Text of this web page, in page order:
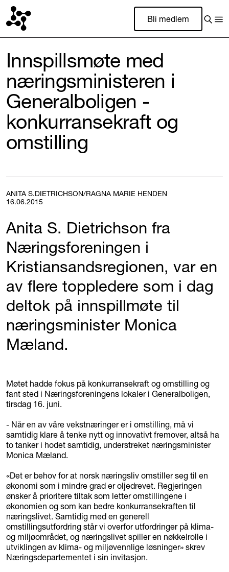
Bli medlem
Innspillsmøte med
næringsministeren i
Generalboligen -
konkurransekraft og
omstilling
ANITA S.DIETRICHSON/RAGNA MARIE HENDEN
16.06.2015
Anita S. Dietrichson fra
Næringsforeningen i
Kristiansandsregionen, var en
av flere toppledere som i dag
deltok på innspillmøte til
næringsminister Monica
Mæland.
Møtet hadde fokus på konkurransekraft og omstilling og
fant sted i Næringsforeningens lokaler i Generalboligen,
tirsdag 16. juni.
- Når en av våre vekstnæringer er i omstilling, må vi
samtidig klare å tenke nytt og innovativt fremover, altså ha
to tanker i hodet samtidig, understreket næringsminister
Monica Mæland.
«Det er behov for at norsk næringsliv omstiller seg til en
økonomi som i mindre grad er oljedrevet. Regjeringen
ønsker å prioritere tiltak som letter omstillingene i
økonomien og som kan bedre konkurransekraften til
næringslivet. Samtidig med en generell
omstillingsutfordring står vi overfor utfordringer på klima-
og miljøområdet, og næringslivet spiller en nøkkelrolle i
utviklingen av klima- og miljøvennlige løsninger» skrev
Næringsdepartementet i sin invitasjon.